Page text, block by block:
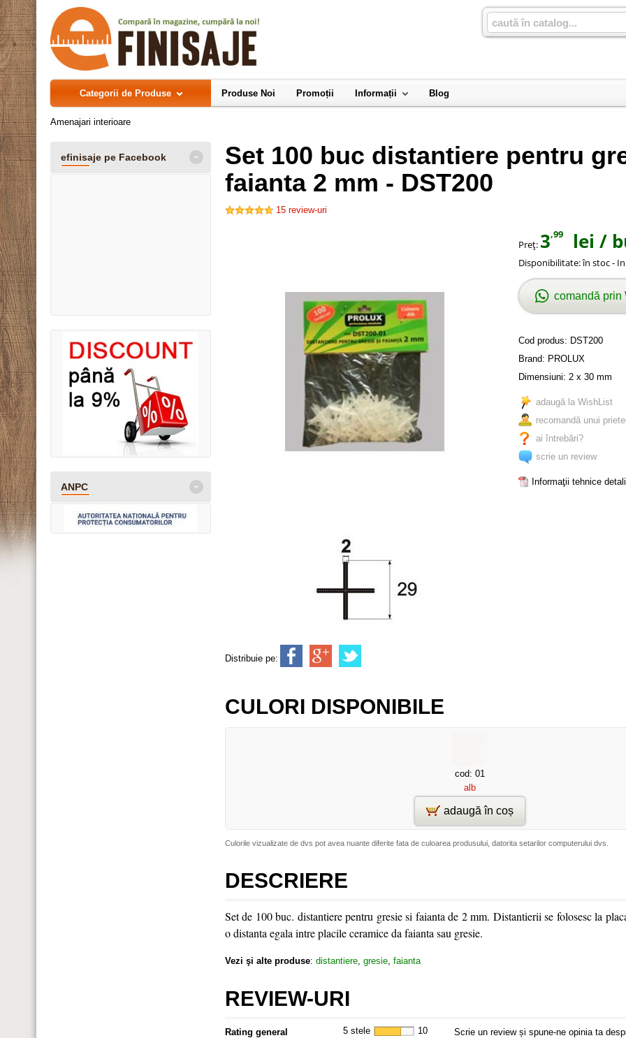
Categorii de Produse Produse Noi Promoții Informații Blog
Amenajari interioare
Set 100 buc distantiere pentru
faianta 2 mm - DST200
15 review-uri
Preţ: 3,99 lei /
Disponibilitate:în stoc -
comandă prin
Cod produs: DST200
Brand: PROLUX
Dimensiuni: 2 x 30 mm
adaugă la WishList
recomandă unui
ai întrebări?
scrie un review
Informaţii tehnice
Distribuie pe:
CULORI DISPONIBILE
cod: 01
alb
adaugă în coș
Culorile vizualizate de dvs pot avea nuante diferite fata de culoarea produsului, datorita setarilor computerului dvs.
DESCRIERE
Set de 100 buc. distantiere pentru gresie si faianta de 2 mm. Distantierii se folosesc la
o distanta egala intre placile ceramice da faianta sau gresie.
Vezi şi alte produse: distantiere, gresie, faianta
REVIEW-URI
Rating general 5 stele
10
Scrie un review și spune-ne opinia ta
efinisaje pe Facebook -
ANPC -